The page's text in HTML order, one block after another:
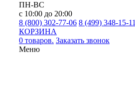
ПН-ВС
с 10:00 до 20:00
8 (800) 302-77-06 8 (499) 348-15-11
КОРЗИНА
0 товаров. Заказать звонок
Меню